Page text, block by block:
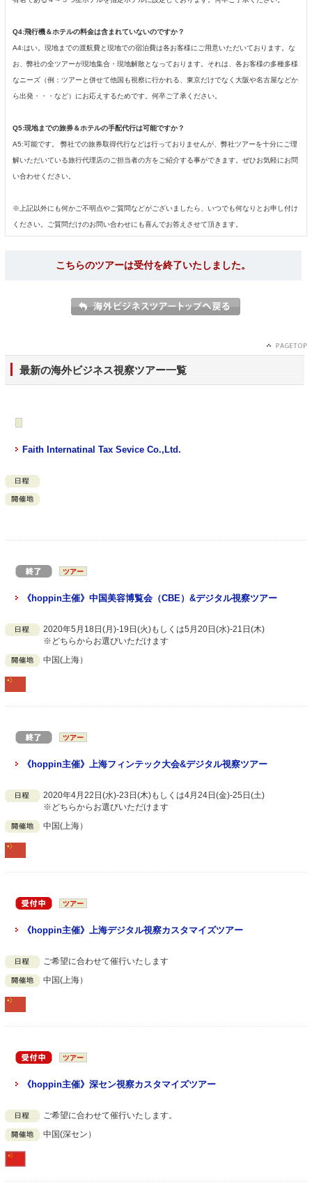
Q4:飛行機＆ホテルの料金は含まれていないのですか？
A4:はい。現地までの渡航費と現地での宿泊費は各お客様にご用意いただいております。な
お、弊社の全ツアーが現地集合・現地解散となっております。それは、各お客様の多種多様
なニーズ（例：ツアーと併せて他国も視察に行かれる、東京だけでなく大阪や名古屋などか
ら出発・・・など）にお応えするためです。何卒ご了承ください。
Q5:現地までの旅券＆ホテルの手配代行は可能ですか？
A5:可能です。 弊社での旅券取得代行などは行っておりませんが、弊社ツアーを十分にご理
解いただいている旅行代理店のご担当者の方をご紹介する事ができます。ぜひお気軽にお問
い合わせください。
※上記以外にも何かご不明点やご質問などがございましたら、いつでも何なりとお申し付け
ください。ご質問だけのお問い合わせにも喜んでお答えさせて頂きます。
こちらのツアーは受付を終了いたしました。
最新の海外ビジネス視察ツアー一覧
Faith Internatinal Tax Sevice Co.,Ltd.
ツアー
《hoppin主催》中国美容博覧会（CBE）&デジタル視察ツアー
2020年5月18日(月)-19日(火)もしくは5月20日(水)-21日(木)
※どちらからお選びいただけます
中国(上海）
ツアー
《hoppin主催》上海フィンテック大会&デジタル視察ツアー
2020年4月22日(水)-23日(木)もしくは4月24日(金)-25日(土)
※どちらからお選びいただけます
中国(上海）
ツアー
《hoppin主催》上海デジタル視察カスタマイズツアー
ご希望に合わせて催行いたします
中国(上海）
ツアー
《hoppin主催》深セン視察カスタマイズツアー
ご希望に合わせて催行いたします。
中国(深セン）